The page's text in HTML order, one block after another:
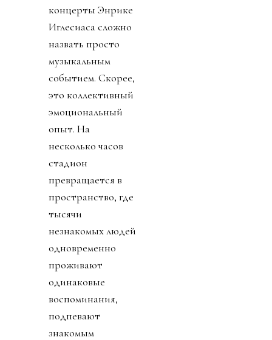
концерты Энрике
Иглесиаса сложно
назвать просто
музыкальным
событием. Скорее,
это коллективный
эмоциональный
опыт. На
несколько часов
стадион
превращается в
пространство, где
тысячи
незнакомых людей
одновременно
проживают
одинаковые
воспоминания,
подпевают
знакомым